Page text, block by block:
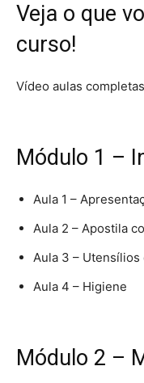
Veja o que
curso!
Vídeo aulas
Módulo 1 –
Aula 1 –
Aula 2 – Apostila
Aula 3 – Utensílios
Aula 4 – Higiene
Módulo 2 –